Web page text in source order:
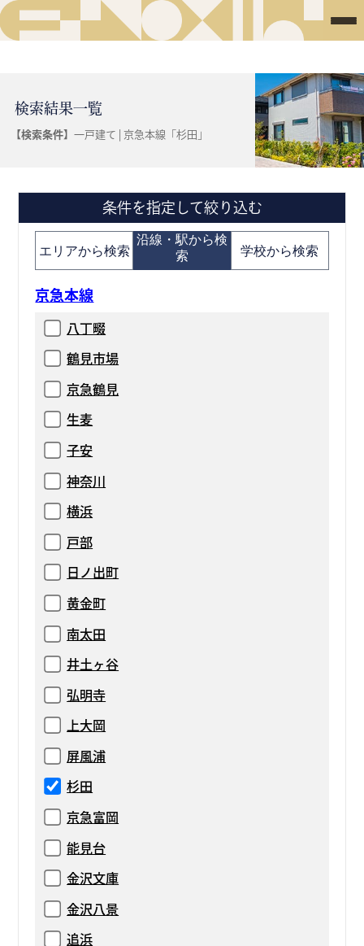
検索結果一覧
【検索条件】 一戸建て | 京急本線「杉田」
条件を指定して絞り込む
エリアから検索
沿線・駅から検
索
学校から検索
京急本線
八丁畷
鶴見市場
京急鶴見
生麦
子安
神奈川
横浜
戸部
日ノ出町
黄金町
南太田
井土ヶ谷
弘明寺
上大岡
屏風浦
杉田
京急富岡
能見台
金沢文庫
金沢八景
追浜